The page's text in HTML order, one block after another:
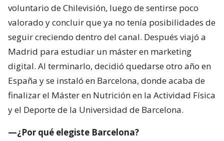
voluntario de Chilevisión, luego de sentirse poco
valorado y concluir que ya no tenía posibilidades de
seguir creciendo dentro del canal. Después viajó a
Madrid para estudiar un máster en marketing
digital. Al terminarlo, decidió quedarse otro año en
España y se instaló en Barcelona, donde acaba de
finalizar el Máster en Nutrición en la Actividad Física
y el Deporte de la Universidad de Barcelona.
—¿Por qué elegiste Barcelona?